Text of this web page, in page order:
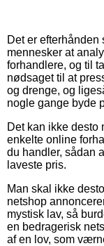
Det er
mennesker at
forhandlere, og til
nødsaget til at
og drenge, og
nogle gange byde
Det kan ikke
enkelte online
du handler, sådan
laveste pris.
Man skal ikke
netshop
mystisk lav, så
en bedragerisk
af en lov, som